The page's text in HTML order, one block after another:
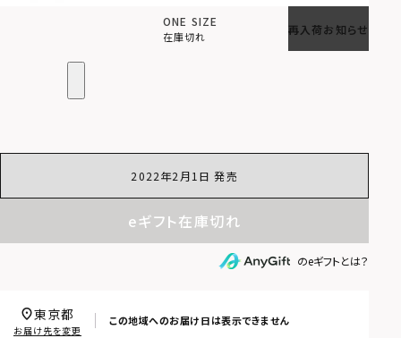
ONE SIZE
在庫切れ
再入荷お知らせ
2022年2月1日 発売
eギフト在庫切れ
のeギフトとは？
この地域へのお届け日は表示できません
東京都
お届け先を変更